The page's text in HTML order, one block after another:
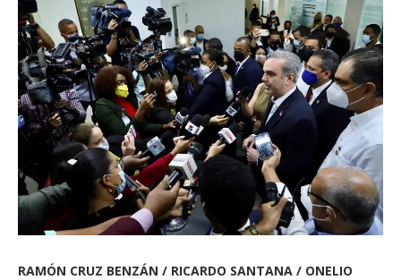
RAMÓN CRUZ BENZÁN / RICARDO SANTANA / ONELIO